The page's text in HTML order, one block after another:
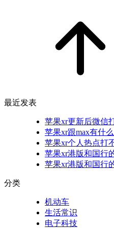
最近发表
苹果xr更新后微信
苹果xr跟max有什
苹果xr个人热点打
苹果xr港版和国行
苹果xr港版和国行
分类
机动车
生活常识
电子科技